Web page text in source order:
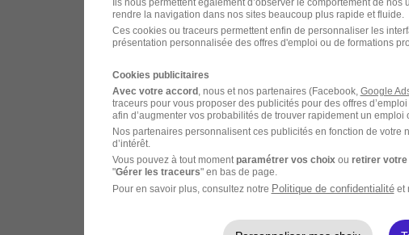
rendre la navigation dans nos sites beaucoup plus rapide et fluide.
Ces cookies ou traceurs permettent enfin de personnaliser les
présentation personnalisée des offres d'emploi ou de formations
Cookies publicitaires
Avec votre accord, nous et nos partenaires (Facebook, Google
traceurs pour vous proposer des publicités pour des offres
afin d’augmenter vos probabilités de trouver rapidement un emploi
Nos partenaires personnalisent ces publicités en fonction de votre
d’intérêt.
Vous pouvez à tout moment paramétrer vos choix ou retirer votre
"Gérer les traceurs" en bas de page.
Pour en savoir plus, consultez notre Politique de confidentialitéet